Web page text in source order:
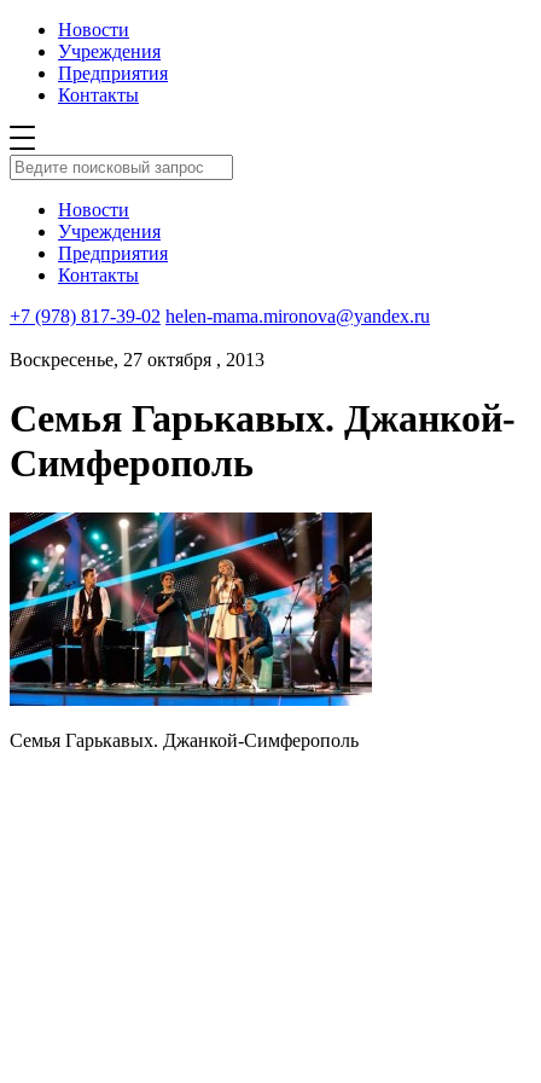
Новости
Учреждения
Предприятия
Контакты
Новости
Учреждения
Предприятия
Контакты
+7 (978) 817-39-02 helen-mama.mironova@yandex.ru
Воскресенье, 27 октября , 2013
Семья Гарькавых. Джанкой-
Симферополь
Семья Гарькавых. Джанкой-Симферополь